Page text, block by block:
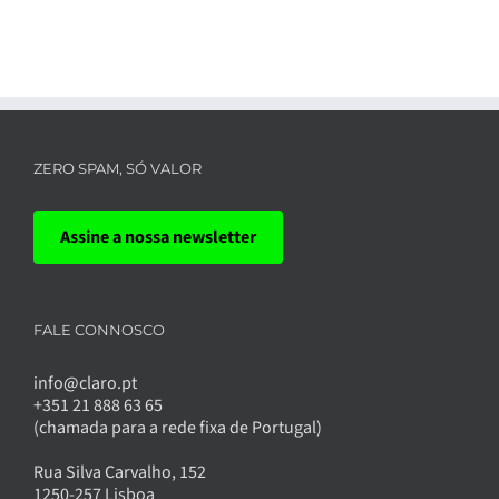
ZERO SPAM, SÓ VALOR
Assine a nossa newsletter
FALE CONNOSCO
info@claro.pt
+351 21 888 63 65
(chamada para a rede fixa de Portugal)
Rua Silva Carvalho, 152
1250-257 Lisboa